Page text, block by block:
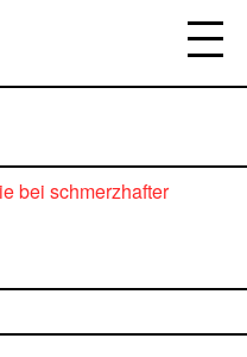
bei schmerzhafter